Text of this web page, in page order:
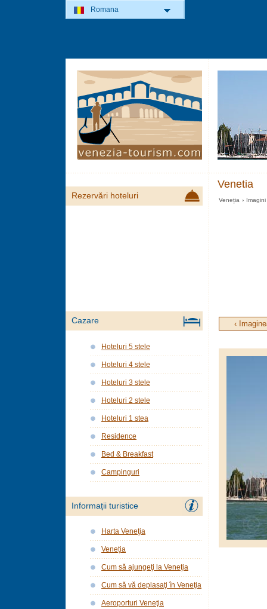
Venetia
Veneția ›
‹
Rezervări hoteluri
Cazare
Hoteluri 5 stele
Hoteluri 4 stele
Hoteluri 3 stele
Hoteluri 2 stele
Hoteluri 1 stea
Residence
Bed & Breakfast
Campinguri
Informații turistice
Harta Veneţia
Veneția
Cum să ajungeţi la Veneţia
Cum să vă deplasaţi în Veneţia
Aeroporturi Veneţia
Romana